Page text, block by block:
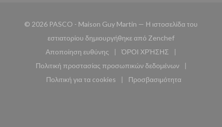
© 2026 PASCO - Maison Guy Martin — Η ιστοσελίδα του
εστιατορίου δημιουργήθηκε από Zenchef((ανοίγει σε
Αποποίηση ευθύνης
((ανοίγει σε νέο παράθυρο))
ΌΡΟΙ ΧΡΉΣΗΣ
((ανοίγει σε νέο
Πολιτική προστασίας προσωπικών δεδομένων
((ανοίγει σε νέο παράθυρο))
Πολιτική για τα cookies
((ανοίγει σε νέο παράθυρο))
Προσβασιμότητα
((ανοίγει σε νέο